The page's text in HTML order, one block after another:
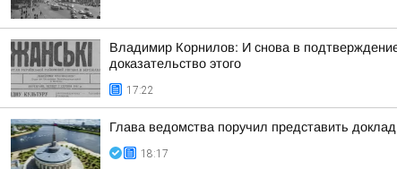
Владимир Корнилов: И снова в
доказательство этого
17:22
Глава ведомства поручил представить
18:17